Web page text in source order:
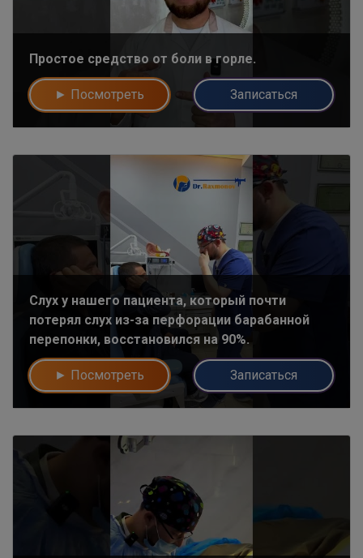
Простое средство от боли в горле.
► Посмотреть Записаться
Слух у нашего пациента, который почти
потерял слух из-за перфорации барабанной
перепонки, восстановился на 90%.
► Посмотреть Записаться